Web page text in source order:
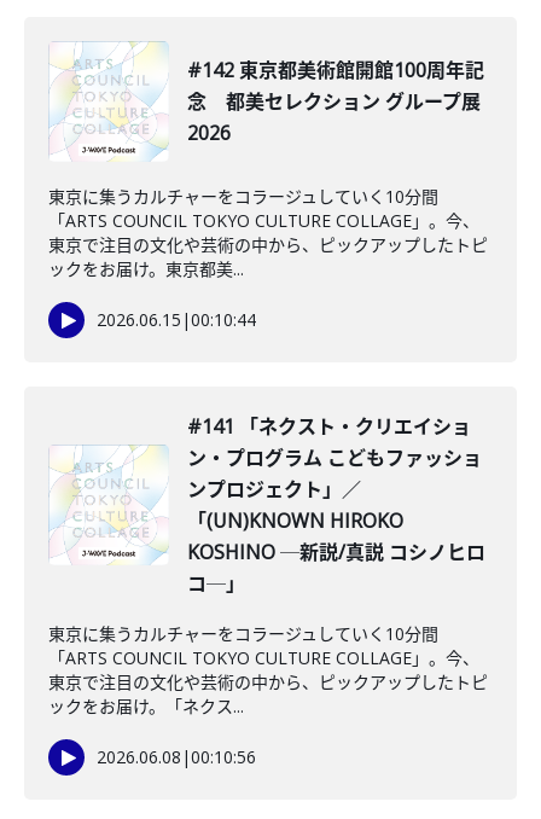
#142 東京都美術館開館100周年記
念 都美セレクション グループ展
2026
東京に集うカルチャーをコラージュしていく10分間
「ARTS COUNCIL TOKYO CULTURE COLLAGE」。今、
東京で注目の文化や芸術の中から、ピックアップしたトピ
ックをお届け。東京都美...
2026.06.15 |00:10:44
#141 「ネクスト・クリエイショ
ン・プログラム こどもファッショ
ンプロジェクト」／
「(UN)KNOWN HIROKO
KOSHINO ─新説/真説 コシノヒロ
コ─」
東京に集うカルチャーをコラージュしていく10分間
「ARTS COUNCIL TOKYO CULTURE COLLAGE」。今、
東京で注目の文化や芸術の中から、ピックアップしたトピ
ックをお届け。「ネクス...
2026.06.08 |00:10:56